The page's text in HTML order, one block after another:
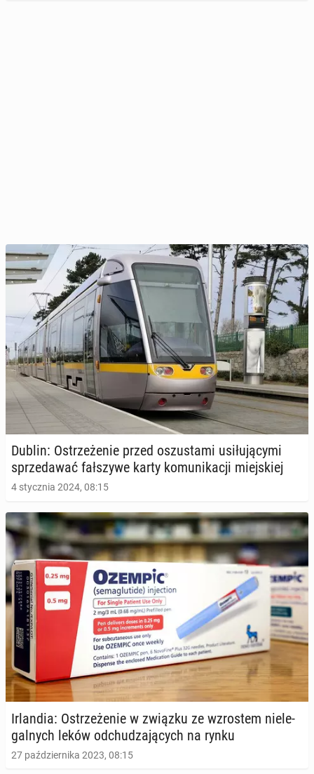
Dublin: Ostrze­że­nie przed oszu­sta­mi usi­łu­ją­cy­mi
sprze­da­wać fał­szy­we karty ko­mu­ni­ka­cji miej­skiej
4 stycznia 2024, 08:15
Ir­lan­dia: Ostrze­że­nie w związku ze wzro­stem nie­le­
gal­nych leków od­chu­dza­ją­cych na rynku
27 października 2023, 08:15